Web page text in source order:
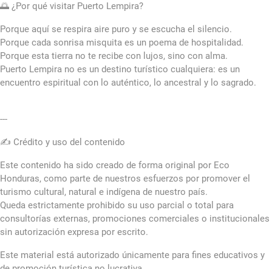
🌅 ¿Por qué visitar Puerto Lempira?
Porque aquí se respira aire puro y se escucha el silencio.
Porque cada sonrisa misquita es un poema de hospitalidad.
Porque esta tierra no te recibe con lujos, sino con alma.
Puerto Lempira no es un destino turístico cualquiera: es un
encuentro espiritual con lo auténtico, lo ancestral y lo sagrado.
---
✍️ Crédito y uso del contenido
Este contenido ha sido creado de forma original por Eco
Honduras, como parte de nuestros esfuerzos por promover el
turismo cultural, natural e indígena de nuestro país.
Queda estrictamente prohibido su uso parcial o total para
consultorías externas, promociones comerciales o institucionales
sin autorización expresa por escrito.
Este material está autorizado únicamente para fines educativos y